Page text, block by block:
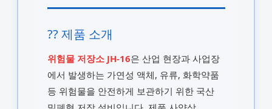
?? 제품 소개
위험물 저장소 JH-16은 산업 현장과 사업장
에서 발생하는 가연성 액체, 유류, 화학약품
등 위험물을 안전하게 보관하기 위한 국산